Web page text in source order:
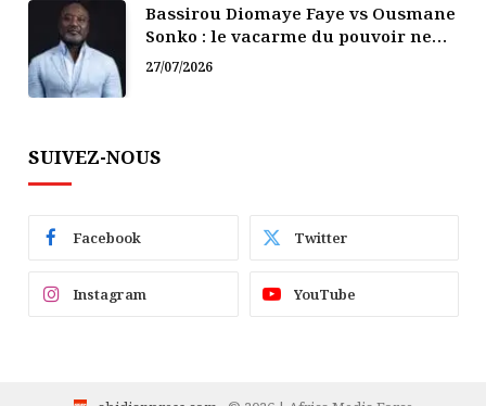
Bassirou Diomaye Faye vs Ousmane
Sonko : le vacarme du pouvoir ne
doit pas faire oublier les liens de la
Fraternité
27/07/2026
SUIVEZ-NOUS
Facebook Twitter
Instagram YouTube